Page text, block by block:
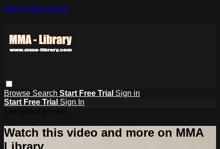
Skip to main content
Browse Search Start Free Trial Sign in
Start Free Trial Sign In
Watch this video and more on MMA
Library